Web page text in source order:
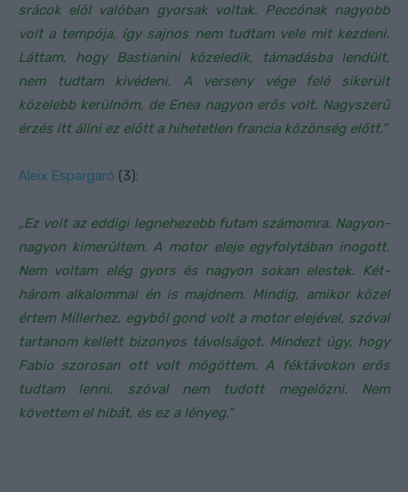
srácok elöl valóban gyorsak voltak. Peccónak nagyobb
volt a tempója, így sajnos nem tudtam vele mit kezdeni.
Láttam, hogy Bastianini közeledik, támadásba lendült,
nem tudtam kivédeni. A verseny vége felé sikerült
közelebb kerülnöm, de Enea nagyon erős volt. Nagyszerű
érzés itt állni ez előtt a hihetetlen francia közönség előtt.”
Aleix Espargaró (3):
„Ez volt az eddigi legnehezebb futam számomra. Nagyon-
nagyon kimerültem. A motor eleje egyfolytában inogott.
Nem voltam elég gyors és nagyon sokan elestek. Két-
három alkalommal én is majdnem. Mindig, amikor közel
értem Millerhez, egyből gond volt a motor elejével, szóval
tartanom kellett bizonyos távolságot. Mindezt úgy, hogy
Fabio szorosan ott volt mögöttem. A féktávokon erős
tudtam lenni, szóval nem tudott megelőzni. Nem
követtem el hibát, és ez a lényeg.”